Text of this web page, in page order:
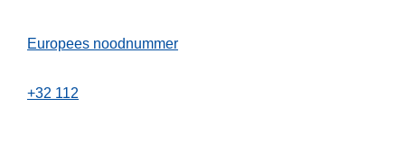
Europees noodnummer
+32 112